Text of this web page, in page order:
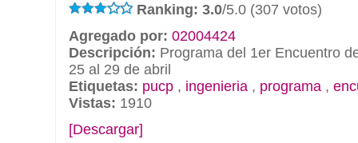
Ranking: 3.0/5.0 (307 votos)
Agregado por: 02004424
Descripción: Programa del 1er Encuentro
25 al 29 de abril
Etiquetas: pucp , ingenieria , programa ,
Vistas: 1910
[Descargar]